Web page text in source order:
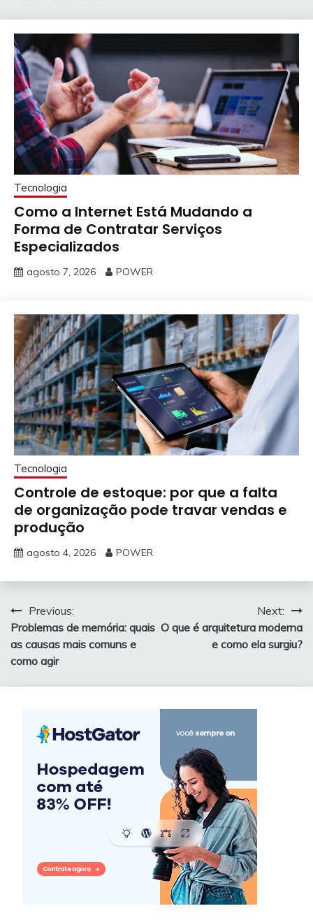
Tecnologia
Como a Internet Está Mudando a
Forma de Contratar Serviços
Especializados
agosto 7, 2026 POWER
Tecnologia
Controle de estoque: por que a falta
de organização pode travar vendas e
produção
agosto 4, 2026 POWER
Navegação
de
Post
Previous:
Problemas de memória: quais
as causas mais comuns e
como agir
Next:
O que é arquitetura moderna
e como ela surgiu?